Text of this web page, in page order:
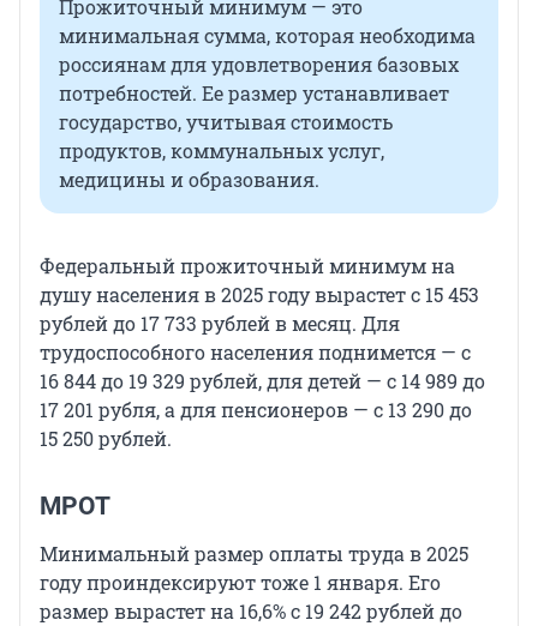
Прожиточный минимум — это
минимальная сумма, которая необходима
россиянам для удовлетворения базовых
потребностей. Ее размер устанавливает
государство, учитывая стоимость
продуктов, коммунальных услуг,
медицины и образования.
Федеральный прожиточный минимум на
душу населения в 2025 году вырастет с 15 453
рублей до 17 733 рублей в месяц. Для
трудоспособного населения поднимется — с
16 844 до 19 329 рублей, для детей — с 14 989 до
17 201 рубля, а для пенсионеров — с 13 290 до
15 250 рублей.
МРОТ
Минимальный размер оплаты труда в 2025
году проиндексируют тоже 1 января. Его
размер вырастет на 16,6% с 19 242 рублей до